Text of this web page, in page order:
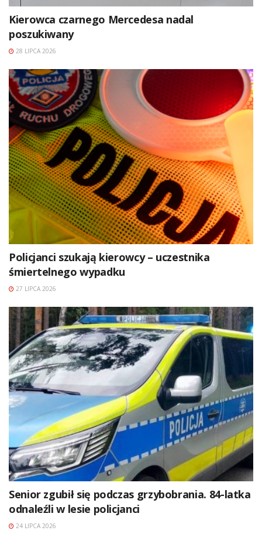
Kierowca czarnego Mercedesa nadal
poszukiwany
28 LIPCA 2026
Policjanci szukają kierowcy – uczestnika
śmiertelnego wypadku
27 LIPCA 2026
Senior zgubił się podczas grzybobrania. 84-latka
odnaleźli w lesie policjanci
24 LIPCA 2026